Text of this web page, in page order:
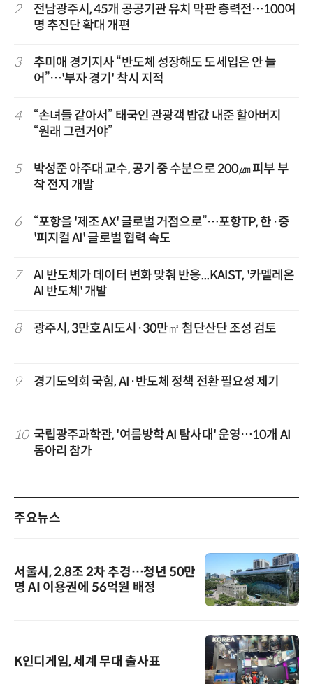
2
전남광주시, 45개 공공기관 유치 막판 총력전…100여
명 추진단 확대 개편
3
추미애 경기지사 “반도체 성장해도 도세입은 안 늘
어”…'부자 경기' 착시 지적
4
“손녀들 같아서” 태국인 관광객 밥값 내준 할아버지
“원래 그런거야”
5
박성준 아주대 교수, 공기 중 수분으로 200㎛ 피부 부
착 전지 개발
6
“포항을 '제조 AX' 글로벌 거점으로”…포항TP, 한·중
'피지컬 AI' 글로벌 협력 속도
7
AI 반도체가 데이터 변화 맞춰 반응...KAIST, '카멜레온
AI 반도체' 개발
8 광주시, 3만호 AI도시·30만㎡ 첨단산단 조성 검토
9 경기도의회 국힘, AI·반도체 정책 전환 필요성 제기
10 국립광주과학관, '여름방학 AI 탐사대' 운영…10개 AI
동아리 참가
주요뉴스
서울시, 2.8조 2차 추경…청년 50만
명 AI 이용권에 56억원 배정
K인디게임, 세계 무대 출사표